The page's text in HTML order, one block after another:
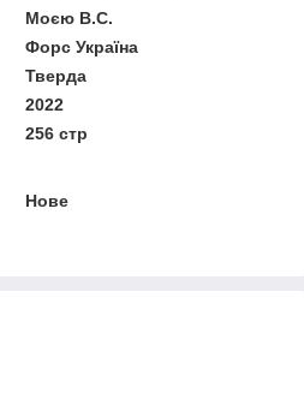
Моєю В.С.
Форс Україна
Тверда
2022
256 стр
Нове